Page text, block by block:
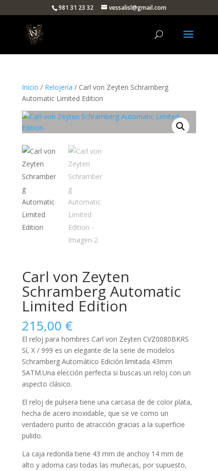
981 31 23 32 vessalisl@gmail.com
Inicio / Relojería / Carl von Zeyten Schramberg
Automatic Limited Edition
Carl von Zeyten
Schramberg Automatic
Limited Edition
215,00 €
El reloj para hombres Carl von Zeyten CVZ0080BKRS
Sí, X / 999 es un elegante de la serie de modelos
Schramberg Automático Edición limitada 43mm
5ATM.Una elección perfecta si buscas un reloj con un
aspecto clásico.
El reloj de pulsera tiene una carcasa de de color plata,
hecha de acero inoxidable, que se ve como un
verdadero punto de atracción gracias a la superficie
pulido.
La caja redonda tiene 43 mm de anchoy 14 mm de
alto y adorna casi todas las muñecas, por supuesto,